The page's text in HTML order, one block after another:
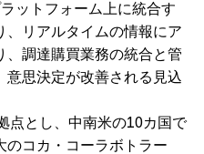
ットフォーム上に統合す
、リアルタイムの情報にア
、調達購買業務の統合と管
意思決定が改善される見込
点とし、中南米の10カ国で
のコカ・コーラボトラー